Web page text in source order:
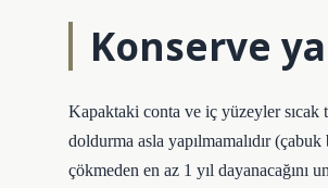
Konserve
Kapaktaki conta ve iç yüzeyler
doldurma asla yapılmamalıdır
çökmeden en az 1 yıl dayanacağını